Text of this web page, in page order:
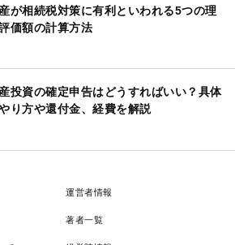
が相続税対策に有利といわれる5つの理
価額の計算方法
投資の確定申告はどうすればいい？具体
り方や還付金、経費を解説
運営者情報
著者一覧